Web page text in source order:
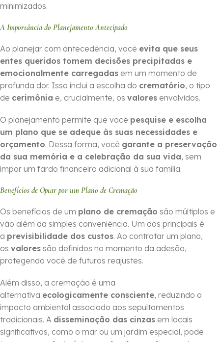
minimizados.
A Importância do Planejamento Antecipado
Ao planejar com antecedência, você evita que seus
entes queridos tomem decisões precipitadas e
emocionalmente carregadas em um momento de
profunda dor. Isso inclui a escolha do crematório, o tipo
de cerimônia e, crucialmente, os valores envolvidos.
O planejamento permite que você pesquise e escolha
um plano que se adeque às suas necessidades e
orçamento. Dessa forma, você garante a preservação
da sua memória e a celebração da sua vida, sem
impor um fardo financeiro adicional à sua família.
Benefícios de Optar por um Plano de Cremação
Os benefícios de um plano de cremação são múltiplos e
vão além da simples conveniência. Um dos principais é
a previsibilidade dos custos. Ao contratar um plano,
os valores são definidos no momento da adesão,
protegendo você de futuros reajustes.
Além disso, a cremação é uma
alternativa ecologicamente consciente, reduzindo o
impacto ambiental associado aos sepultamentos
tradicionais. A disseminação das cinzas em locais
significativos, como o mar ou um jardim especial, pode